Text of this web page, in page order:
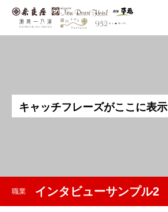
キャ ッチフレーズがこ こ に表示
職業 インタビューサンプル2